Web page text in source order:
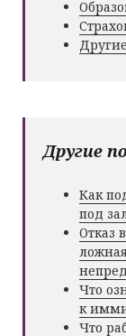
Другие
Как
под
Отказ
Что
к
Что